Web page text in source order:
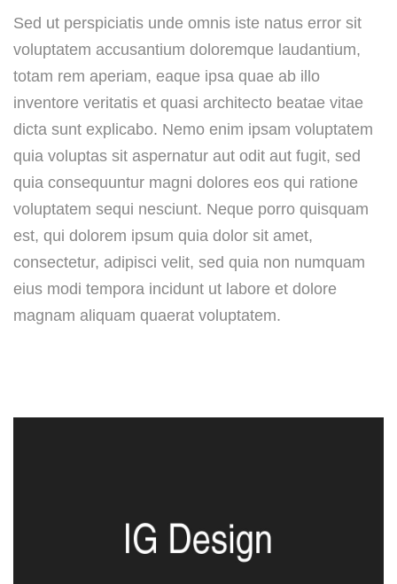
Sed ut perspiciatis unde omnis iste natus error sit
voluptatem accusantium doloremque laudantium,
totam rem aperiam, eaque ipsa quae ab illo
inventore veritatis et quasi architecto beatae vitae
dicta sunt explicabo. Nemo enim ipsam voluptatem
quia voluptas sit aspernatur aut odit aut fugit, sed
quia consequuntur magni dolores eos qui ratione
voluptatem sequi nesciunt. Neque porro quisquam
est, qui dolorem ipsum quia dolor sit amet,
consectetur, adipisci velit, sed quia non numquam
eius modi tempora incidunt ut labore et dolore
magnam aliquam quaerat voluptatem.